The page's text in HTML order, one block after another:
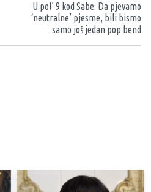
U pol’ 9 kod Sabe: Da pjevamo
‘neutralne’ pjesme, bili bismo
samo još jedan pop bend